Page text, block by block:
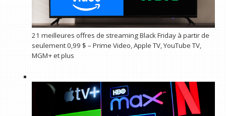
21 meilleures offres de streaming Black Friday à partir de
seulement 0,99 $ – Prime Video, Apple TV, YouTube TV,
MGM+ et plus